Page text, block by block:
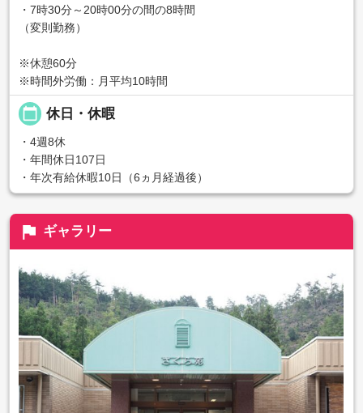
・7時30分～20時00分の間の8時間
（変則勤務）
※休憩60分
※時間外労働：月平均10時間
calendar_today 休日・休暇
・4週8休
・年間休日107日
・年次有給休暇10日（6ヵ月経過後）
flag ギャラリー